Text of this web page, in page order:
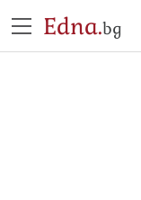
Edna.bg